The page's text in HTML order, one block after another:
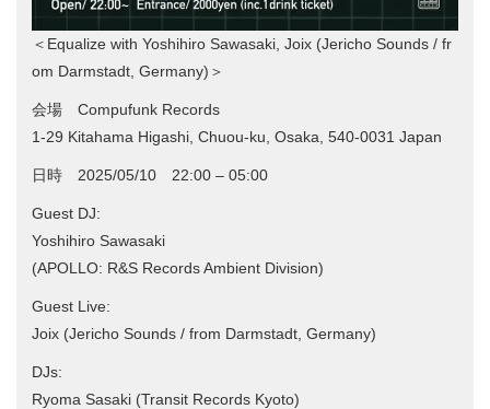
＜Equalize with Yoshihiro Sawasaki, Joix (Jericho Sounds / fr
om Darmstadt, Germany)＞
会場 Compufunk Records
1-29 Kitahama Higashi, Chuou-ku, Osaka, 540-0031 Japan
日時 2025/05/10 22:00 – 05:00
Guest DJ:
Yoshihiro Sawasaki
(APOLLO: R&S Records Ambient Division)
Guest Live:
Joix (Jericho Sounds / from Darmstadt, Germany)
DJs:
Ryoma Sasaki (Transit Records Kyoto)